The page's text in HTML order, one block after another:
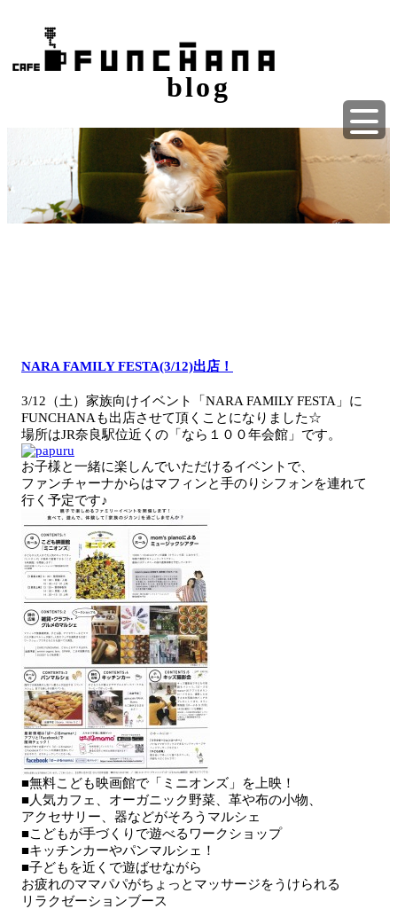
blog
NARA FAMILY FESTA(3/12)出店！
3/12（土）家族向けイベント「NARA FAMILY FESTA」に
FUNCHANAも出店させて頂くことになりました☆
場所はJR奈良駅位近くの「なら１００年会館」です。
お子様と一緒に楽しんでいただけるイベントで、
ファンチャーナからはマフィンと手のりシフォンを連れて
行く予定です♪
■無料こども映画館で「ミニオンズ」を上映！
■人気カフェ、オーガニック野菜、革や布の小物、
アクセサリー、器などがそろうマルシェ
■こどもが手づくりで遊べるワークショップ
■キッチンカーやパンマルシェ！
■子どもを近くで遊ばせながら
お疲れのママパパがちょっとマッサージをうけられる
リラクゼーションブース